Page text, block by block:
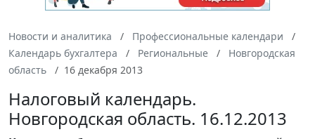
Новости и аналитика
Профессиональные календари
Календарь бухгалтера
Региональные
Новгородская
область
16 декабря 2013
Налоговый календарь.
Новгородская область. 16.12.2013